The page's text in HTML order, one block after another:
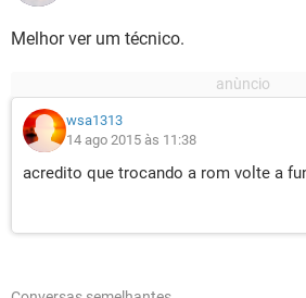
Melhor ver um técnico.
wsa1313
14 ago 2015 às 11:38
acredito que trocando a rom volte a